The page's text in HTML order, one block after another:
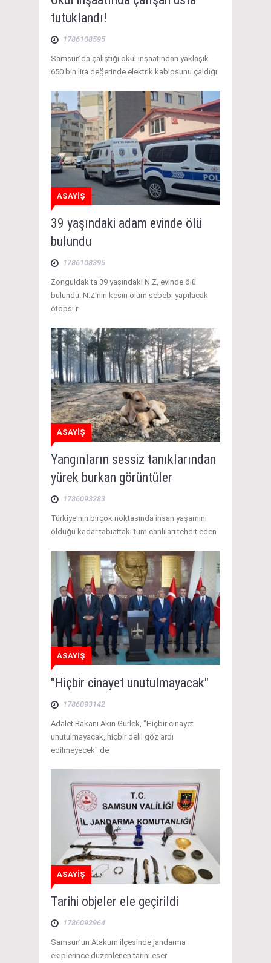
tutuklandı!
1786108595
Samsun’da çalıştığı okul inşaatından yaklaşık
650 bin lira değerinde elektrik kablosunu çaldığı
ASAYİŞ
39 yaşındaki adam evinde ölü
bulundu
1786108395
Zonguldak'ta 39 yaşındaki N.Z, evinde ölü
bulundu. N.Z'nin kesin ölüm sebebi yapılacak
otopsi r
ASAYİŞ
Yangınların sessiz tanıklarından
yürek burkan görüntüler
1786093283
Türkiye'nin birçok noktasında insan yaşamını
olduğu kadar tabiattaki tüm canlıları tehdit eden
ASAYİŞ
"Hiçbir cinayet unutulmayacak"
1786093142
Adalet Bakanı Akın Gürlek, "Hiçbir cinayet
unutulmayacak, hiçbir delil göz ardı
edilmeyecek" de
ASAYİŞ
Tarihi objeler ele geçirildi
1786092964
Samsun’un Atakum ilçesinde jandarma
ekiplerince düzenlenen tarihi eser